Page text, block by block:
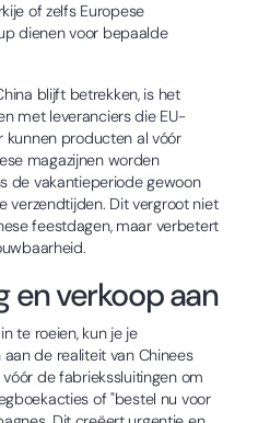
of zelfs Europese
dienen voor bepaalde
blijft betrekken, is het
met leveranciers die EU-
kunnen producten al vóór
magazijnen worden
de vakantieperiode gewoon
verzendtijden. Dit vergroot niet
feestdagen, maar verbetert
en verkoop aan
te roeien, kun je je
de realiteit van Chinees
de fabriekssluitingen om
of "bestel nu voor